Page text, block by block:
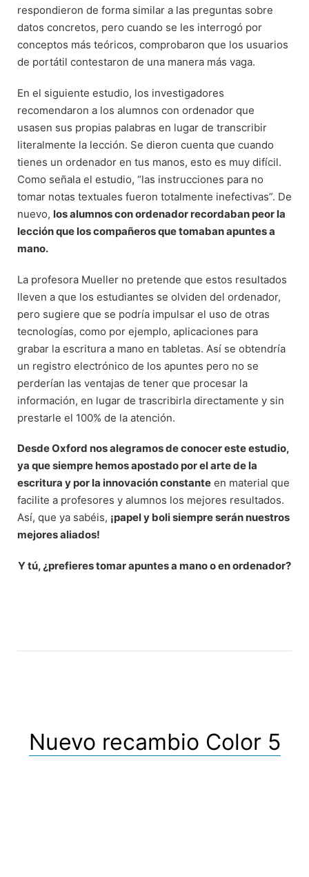
respondieron de forma similar a las preguntas sobre
datos concretos, pero cuando se les interrogó por
conceptos más teóricos, comprobaron que los usuarios
de portátil contestaron de una manera más vaga.
En el siguiente estudio, los investigadores
recomendaron a los alumnos con ordenador que
usasen sus propias palabras en lugar de transcribir
literalmente la lección. Se dieron cuenta que cuando
tienes un ordenador en tus manos, esto es muy difícil.
Como señala el estudio, “las instrucciones para no
tomar notas textuales fueron totalmente inefectivas”. De
nuevo, los alumnos con ordenador recordaban peor la
lección que los compañeros que tomaban apuntes a
mano.
La profesora Mueller no pretende que estos resultados
lleven a que los estudiantes se olviden del ordenador,
pero sugiere que se podría impulsar el uso de otras
tecnologías, como por ejemplo, aplicaciones para
grabar la escritura a mano en tabletas. Así se obtendría
un registro electrónico de los apuntes pero no se
perderían las ventajas de tener que procesar la
información, en lugar de trascribirla directamente y sin
prestarle el 100% de la atención.
Desde Oxford nos alegramos de conocer este estudio,
ya que siempre hemos apostado por el arte de la
escritura y por la innovación constante en material que
facilite a profesores y alumnos los mejores resultados.
Así, que ya sabéis, ¡papel y boli siempre serán nuestros
mejores aliados!
Y tú, ¿prefieres tomar apuntes a mano o en ordenador?
Nuevo recambio Color 5